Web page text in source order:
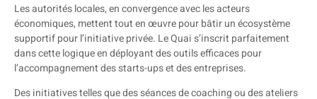
Les autorités locales, en convergence avec les acteurs
économiques, mettent tout en œuvre pour bâtir un écosystème
supportif pour l’initiative privée. Le Quai s’inscrit parfaitement
dans cette logique en déployant des outils efficaces pour
l’accompagnement des starts-ups et des entreprises.
Des initiatives telles que des séances de coaching ou des ateliers